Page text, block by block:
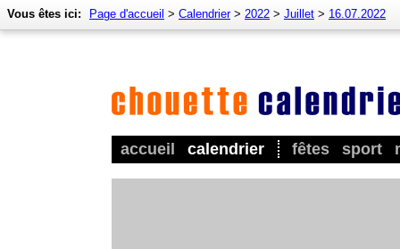
accueil calendrier fêtes sport
Vous êtes ici: Page d'accueil > Calendrier> 2022 > Juillet > 16.07.2022